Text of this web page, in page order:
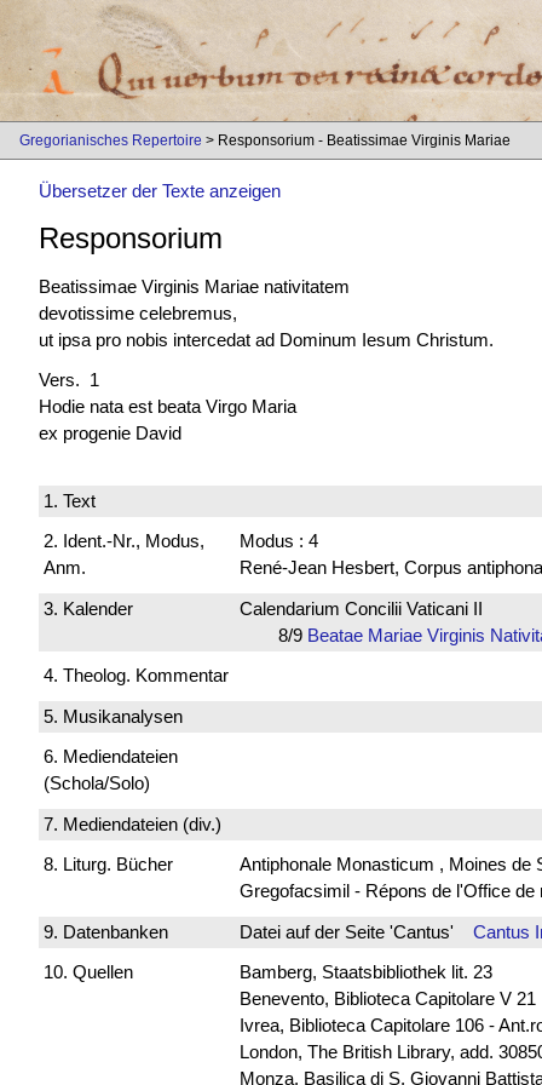
Gregorianisches Repertoire > Responsorium - Beatissimae Virginis Mariae
Übersetzer der Texte anzeigen
Responsorium
Beatissimae Virginis Mariae nativitatem
devotissime celebremus,
ut ipsa pro nobis intercedat ad Dominum Iesum Christum.
Vers. 1
Hodie nata est beata Virgo Maria
ex progenie David
1. Text
2. Ident.-Nr., Modus,
Anm.
Modus : 4
René-Jean Hesbert, Corpus
3. Kalender
Calendarium Concilii Vaticani II
8/9 Beatae Mariae Virginis
4. Theolog. Kommentar
5. Musikanalysen
6. Mediendateien
(Schola/Solo)
7. Mediendateien (div.)
8. Liturg. Bücher
Antiphonale Monasticum , Moines de
Gregofacsimil - Répons de l'Office
9. Datenbanken
Datei auf der Seite 'Cantus' Cantus
10. Quellen
Bamberg, Staatsbibliothek lit. 23
Benevento, Biblioteca Capitolare V 21
Ivrea, Biblioteca Capitolare 106 -
London, The British Library, add.
Monza, Basilica di S. Giovanni